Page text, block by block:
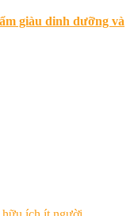
giàu dinh dưỡng và